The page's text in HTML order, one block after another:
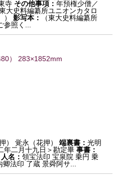
寺 その他事項：年預権少僧／
東大史料編纂所ユニオンカタロ
影写本：
（東大史料編纂所
照く...
） 283×1852mm
） 覚永（花押） 端裏書：光明
年二月十九日＞勘定畢事書：
人名：領宝法印 宝泉院 乗円 乗
法印 了蔵 景舜阿サ...